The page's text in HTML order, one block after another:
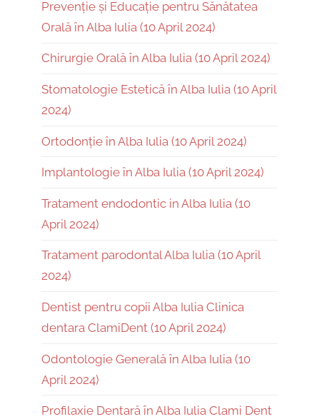
Prevenție și Educație pentru Sănătatea
Orală în Alba Iulia (10 April 2024)
Chirurgie Orală în Alba Iulia (10 April 2024)
Stomatologie Estetică în Alba Iulia (10 April
2024)
Ortodonție în Alba Iulia (10 April 2024)
Implantologie în Alba Iulia (10 April 2024)
Tratament endodontic in Alba Iulia (10
April 2024)
Tratament parodontal Alba Iulia (10 April
2024)
Dentist pentru copii Alba Iulia Clinica
dentara ClamiDent (10 April 2024)
Odontologie Generală în Alba Iulia (10
April 2024)
Profilaxie Dentară în Alba Iulia Clami Dent